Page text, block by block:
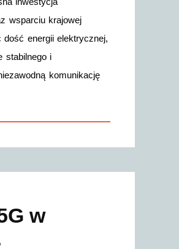
wsparciu krajowej
energii elektrycznej,
stabilnego i
komunikację
w